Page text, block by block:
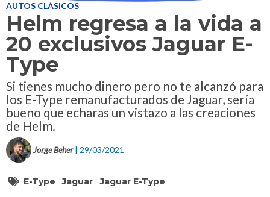
AUTOS CLÁSICOS
Helm regresa a la vida a
20 exclusivos Jaguar E-
Type
Si tienes mucho dinero pero no te alcanzó para
los E-Type remanufacturados de Jaguar, sería
bueno que echaras un vistazo a las creaciones
de Helm.
Jorge Beher | 29/03/2021
E-Type Jaguar Jaguar E-Type